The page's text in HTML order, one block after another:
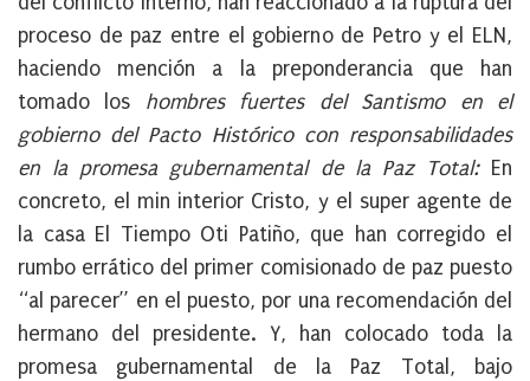
proceso de paz entre el gobierno de Petro y el ELN,
haciendo mención a la preponderancia que han
tomado los hombres fuertes del Santismo en el
gobierno del Pacto Histórico con responsabilidades
en la promesa gubernamental de la Paz Total:En
concreto, el min interior Cristo, y el super agente de
la casa El Tiempo Oti Patiño, que han corregido el
rumbo errático del primer comisionado de paz puesto
“al parecer” en el puesto, por una recomendación del
hermano del presidente. Y, han colocado toda la
promesa gubernamental de la Paz Total, bajo